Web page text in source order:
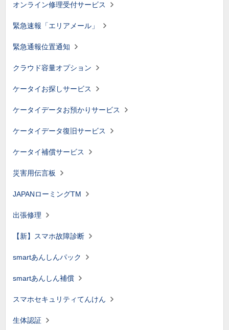
オンライン修理受付サービス
緊急速報「エリアメール」
緊急通報位置通知
クラウド容量オプション
ケータイお探しサービス
ケータイデータお預かりサービス
ケータイデータ復旧サービス
ケータイ補償サービス
災害用伝言板
JAPANローミングTM
出張修理
【新】スマホ故障診断
smartあんしんパック
smartあんしん補償
スマホセキュリティてんけん
生体認証